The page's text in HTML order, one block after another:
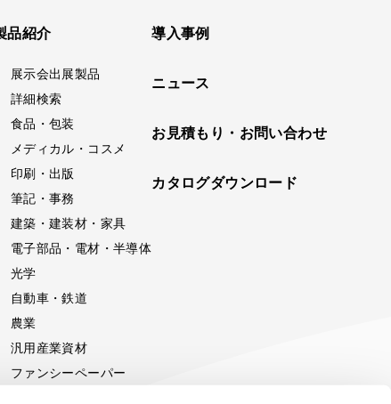
品紹介
展示会出展製品
詳細検索
食品・包装
メディカル・コスメ
印刷・出版
筆記・事務
建築・建装材・家具
電子部品・電材・半導体
光学
自動車・鉄道
農業
汎用産業資材
ファンシーペーパー
導入事例
ニュース
お見積もり・お問い合わせ
カタログダウンロード